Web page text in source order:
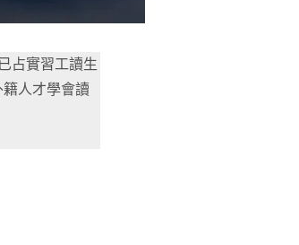
占實習工讀生
人才學會讀